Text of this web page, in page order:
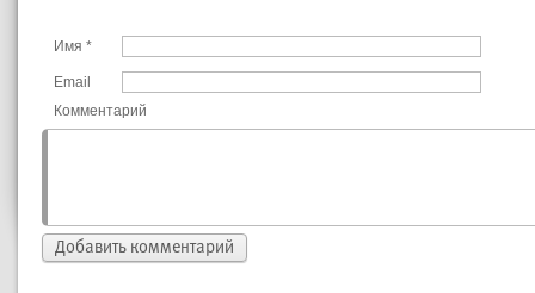
Имя *
Email
Комментарий